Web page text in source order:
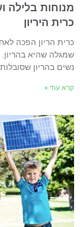
בלילה
היריון
הריון הפכה
שהיא בהריון.
בהריון שסובלות
עוד »